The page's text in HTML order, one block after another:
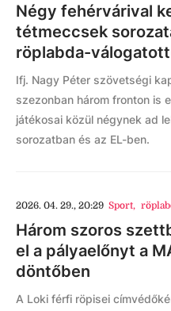
Négy fehérvárival
tétmeccsek
röplabda-
Ifj. Nagy Péter szövetségi
szezonban három fronton is
játékosai közül négynek ad
sorozatban és az EL-ben.
2026. 04. 29., 20:29 Sport,
Három szoros
el a pályaelőnyt a
döntőben
A Loki férfi röpisei